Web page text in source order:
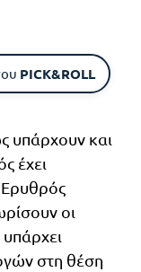
PICK&ROLL
υπάρχουν και
έχει
οι
στη θέση